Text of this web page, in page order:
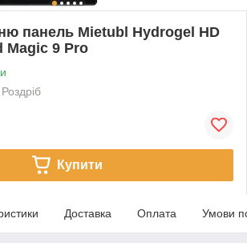
панель Mietubl Hydrogel HD
Magic 9 Pro
Роздріб
Купити
Доставка Оплата Умови